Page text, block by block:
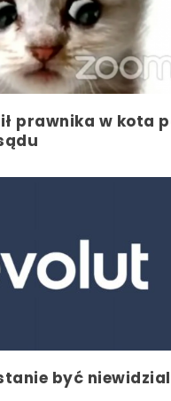
prawnika w kota
być